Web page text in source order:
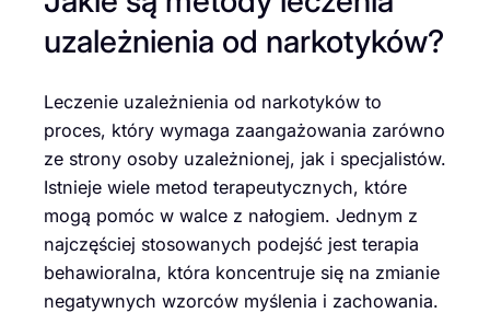
uzależnienia od narkotyków?
Leczenie uzależnienia od narkotyków to
proces, który wymaga zaangażowania zarówno
ze strony osoby uzależnionej, jak i specjalistów.
Istnieje wiele metod terapeutycznych, które
mogą pomóc w walce z nałogiem. Jednym z
najczęściej stosowanych podejść jest terapia
behawioralna, która koncentruje się na zmianie
negatywnych wzorców myślenia i zachowania.